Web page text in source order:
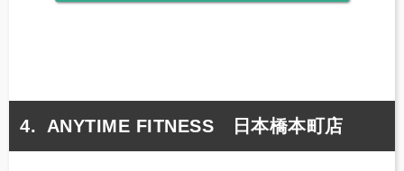
ANYTIME FITNESS 日本橋本町店